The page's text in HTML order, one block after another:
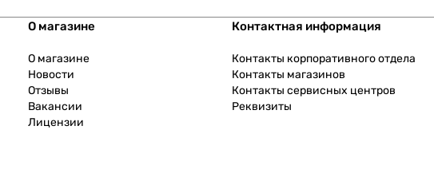
О магазине
О магазине
Новости
Отзывы
Вакансии
Лицензии
Контактная информация
Контакты корпоративного отдела
Контакты магазинов
Контакты сервисных центров
Реквизиты